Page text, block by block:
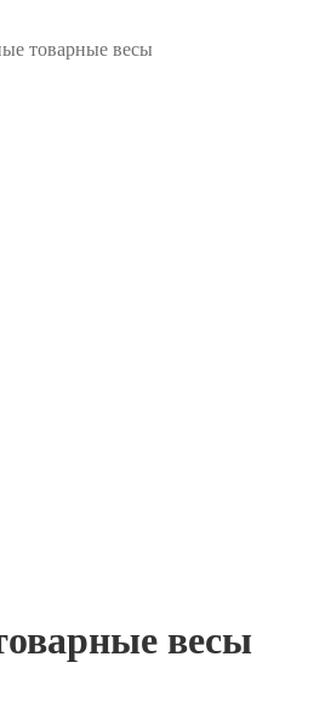
товарные весы
весы